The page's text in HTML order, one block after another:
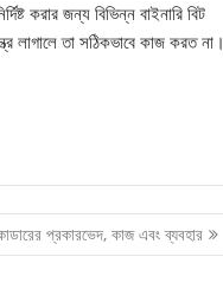
করার জন্য বিভিন্ন বাইনারি বিট
লাগালে তা সঠিকভাবে কাজ করত না।
প্রকারভেদ, কাজ এবং ব্যবহার